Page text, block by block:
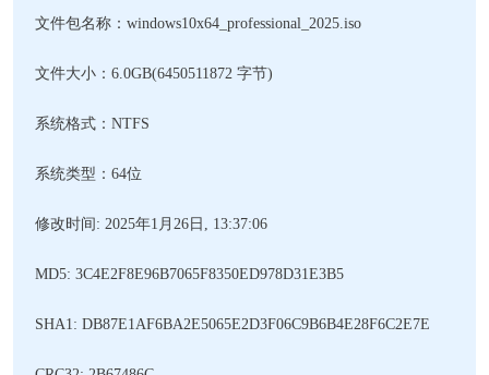
文件包名称：windows10x64_professional_2025.iso
文件大小：6.0GB(6450511872 字节)
系统格式：NTFS
系统类型：64位
修改时间: 2025年1月26日, 13:37:06
MD5: 3C4E2F8E96B7065F8350ED978D31E3B5
SHA1: DB87E1AF6BA2E5065E2D3F06C9B6B4E28F6C2E7E